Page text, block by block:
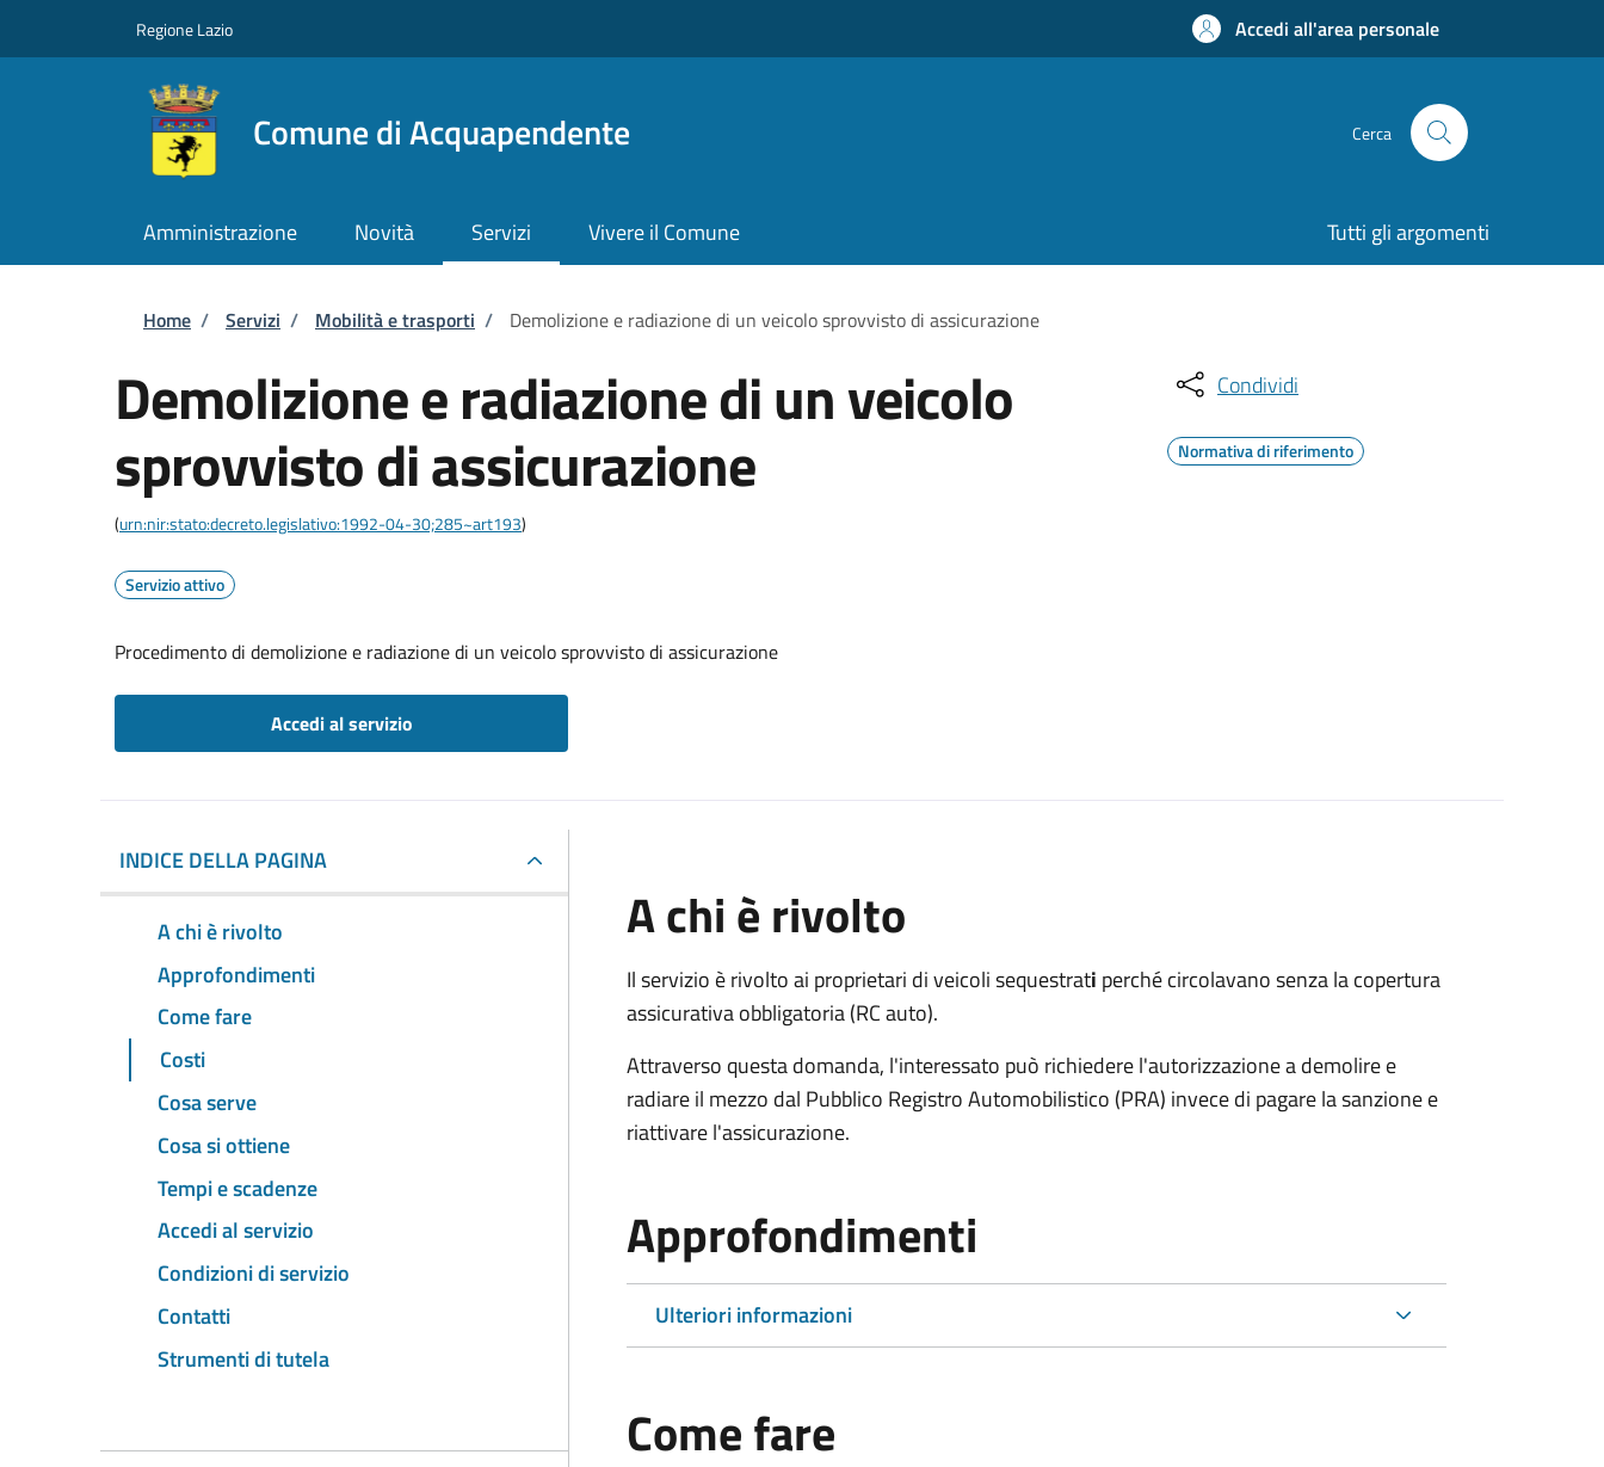
Regione Lazio Accedi all'area personale
Comune di Acquapendente Cerca
Amministrazione Novità Servizi Vivere il Comune Tutti gli argomenti
Briciole di pane
Home / Servizi / Mobilità e trasporti / Demolizione e radiazione di un veicolo sprovvisto di assicurazione
Demolizione e radiazione di un veicolo
sprovvisto di assicurazione
(urn:nir:stato:decreto.legislativo:1992-04-30;285~art193)
Servizio attivo
Procedimento di demolizione e radiazione di un veicolo sprovvisto di assicurazione
Accedi al servizio
Condividi
Normativa di riferimento
INDICE DELLA PAGINA
A chi è rivolto
Approfondimenti
Come fare
Costi
Cosa serve
Cosa si ottiene
Tempi e scadenze
Accedi al servizio
Condizioni di servizio
Contatti
Strumenti di tutela
A chi è rivolto
Il servizio è rivolto ai proprietari di veicoli sequestrati perché circolavano senza la copertura
assicurativa obbligatoria (RC auto).
Attraverso questa domanda, l'interessato può richiedere l'autorizzazione a demolire e
radiare il mezzo dal Pubblico Registro Automobilistico (PRA) invece di pagare la sanzione e
riattivare l'assicurazione.
Approfondimenti
Ulteriori informazioni
Come fare